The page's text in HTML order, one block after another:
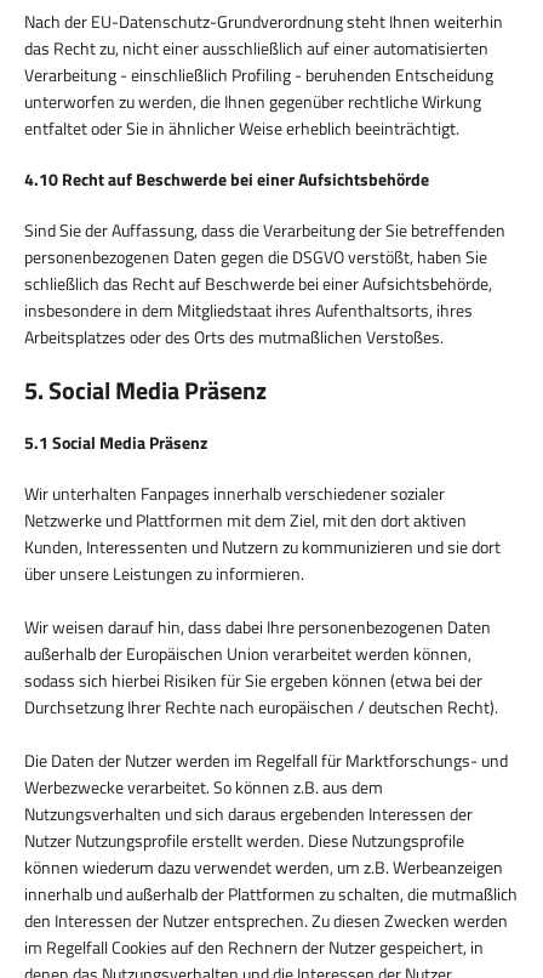
Nach der EU-Datenschutz-Grundverordnung steht Ihnen weiterhin
das Recht zu, nicht einer ausschließlich auf einer automatisierten
Verarbeitung - einschließlich Profiling - beruhenden Entscheidung
unterworfen zu werden, die Ihnen gegenüber rechtliche Wirkung
entfaltet oder Sie in ähnlicher Weise erheblich beeinträchtigt.
4.10 Recht auf Beschwerde bei einer Aufsichtsbehörde
Sind Sie der Auffassung, dass die Verarbeitung der Sie betreffenden
personenbezogenen Daten gegen die DSGVO verstößt, haben Sie
schließlich das Recht auf Beschwerde bei einer Aufsichtsbehörde,
insbesondere in dem Mitgliedstaat ihres Aufenthaltsorts, ihres
Arbeitsplatzes oder des Orts des mutmaßlichen Verstoßes.
5. Social Media Präsenz
5.1 Social Media Präsenz
Wir unterhalten Fanpages innerhalb verschiedener sozialer
Netzwerke und Plattformen mit dem Ziel, mit den dort aktiven
Kunden, Interessenten und Nutzern zu kommunizieren und sie dort
über unsere Leistungen zu informieren.
Wir weisen darauf hin, dass dabei Ihre personenbezogenen Daten
außerhalb der Europäischen Union verarbeitet werden können,
sodass sich hierbei Risiken für Sie ergeben können (etwa bei der
Durchsetzung Ihrer Rechte nach europäischen / deutschen Recht).
Die Daten der Nutzer werden im Regelfall für Marktforschungs- und
Werbezwecke verarbeitet. So können z.B. aus dem
Nutzungsverhalten und sich daraus ergebenden Interessen der
Nutzer Nutzungsprofile erstellt werden. Diese Nutzungsprofile
können wiederum dazu verwendet werden, um z.B. Werbeanzeigen
innerhalb und außerhalb der Plattformen zu schalten, die mutmaßlich
den Interessen der Nutzer entsprechen. Zu diesen Zwecken werden
im Regelfall Cookies auf den Rechnern der Nutzer gespeichert, in